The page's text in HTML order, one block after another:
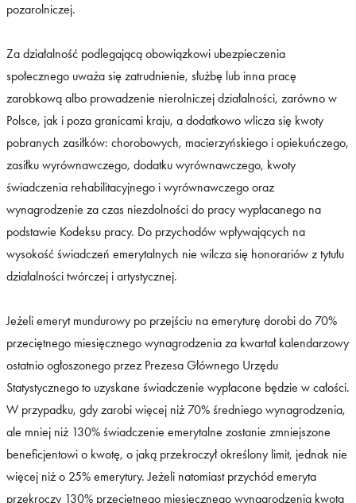
pozarolniczej.
Za działalność podlegającą obowiązkowi ubezpieczenia
społecznego uważa się zatrudnienie, służbę lub inna pracę
zarobkową albo prowadzenie nierolniczej działalności, zarówno w
Polsce, jak i poza granicami kraju, a dodatkowo wlicza się kwoty
pobranych zasiłków: chorobowych, macierzyńskiego i opiekuńczego,
zasiłku wyrównawczego, dodatku wyrównawczego, kwoty
świadczenia rehabilitacyjnego i wyrównawczego oraz
wynagrodzenie za czas niezdolności do pracy wypłacanego na
podstawie Kodeksu pracy. Do przychodów wpływających na
wysokość świadczeń emerytalnych nie wilcza się honorariów z tytułu
działalności twórczej i artystycznej.
Jeżeli emeryt mundurowy po przejściu na emeryturę dorobi do 70%
przeciętnego miesięcznego wynagrodzenia za kwartał kalendarzowy
ostatnio ogłoszonego przez Prezesa Głównego Urzędu
Statystycznego to uzyskane świadczenie wypłacone będzie w całości.
W przypadku, gdy zarobi więcej niż 70% średniego wynagrodzenia,
ale mniej niż 130% świadczenie emerytalne zostanie zmniejszone
beneficjentowi o kwotę, o jaką przekroczył określony limit, jednak nie
więcej niż o 25% emerytury. Jeżeli natomiast przychód emeryta
przekroczy 130% przeciętnego miesięcznego wynagrodzenia kwota